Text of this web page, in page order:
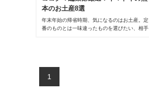
本のお土産8選
年末年始の帰省時期、気になるのはお土産。定
番のものとは一味違ったものを選びたい、相手
相手の喜ぶ顔を思い浮かべながら熊本のお土産
を選んでみてはいかがでしょうか？
1